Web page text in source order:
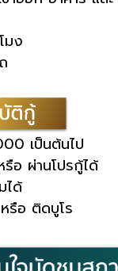
มง
เป็นต้นไป
อ ผ่านโปรกู้ได้
ได้
รือ ติดบูโร